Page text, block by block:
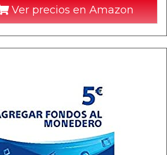
Ver precios en Amazon